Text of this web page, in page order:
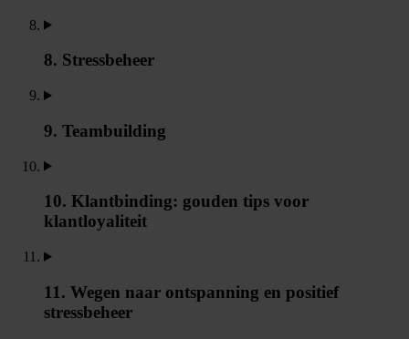
8. Stressbeheer
9. Teambuilding
10. Klantbinding: gouden tips voor
klantloyaliteit
11. Wegen naar ontspanning en positief
stressbeheer